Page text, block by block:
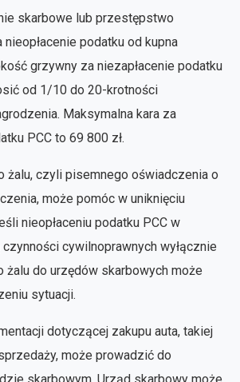
skarbowe lub przestępstwo
podatku od kupna
grzywny za niezapłacenie podatku
od 1/10 do 20-krotności
Maksymalna kara za
PCC to 69 800 zł.
żalu, czyli pisemnego oświadczenia o
może pomóc w uniknięciu
nieopłaceniu podatku PCC w
cywilnoprawnych wyłącznie
żalu do urzędów skarbowych może
sytuacji.
dotyczącej zakupu auta, takiej
może prowadzić do